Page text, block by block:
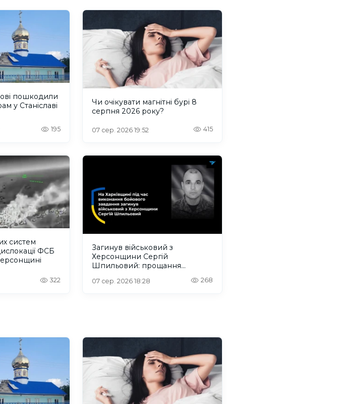
пошкодили
у Станіславі
195
Чи очікувати магнітні бурі 8
серпня 2026 року?
07 сер. 2026 19:52 415
систем
ФСБ
322
Загинув військовий з
Херсонщини Сергій
Шпильовий: прощання
07 сер. 2026 18:28 268